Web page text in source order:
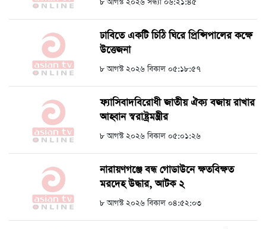
ঢাবিতে একটি চিঠি ঘিরে প্রিন্সিপালের কক্ষে
উত্তেজনা
৮ আগস্ট ২০২৬ বিকাল ০৫:১৮:৫৭
ফ্যাসিবাদবিরোধী জাতীয় ঐক্য বজায় রাখার
আহ্বান স্বরাষ্ট্রমন্ত্রীর
৮ আগস্ট ২০২৬ বিকাল ০৫:০১:২৬
নারায়ণগঞ্জে বন্ধ গোডাউনে ক্ষতবিক্ষত
মরদেহ উদ্ধার, আটক ২
৮ আগস্ট ২০২৬ বিকাল ০৪:৫২:০৩